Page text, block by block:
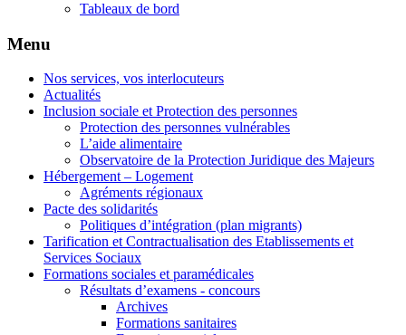
Tableaux de bord
Menu
Nos services, vos interlocuteurs
Actualités
Inclusion sociale et Protection des personnes
Protection des personnes vulnérables
L’aide alimentaire
Observatoire de la Protection Juridique des Majeurs
Hébergement – Logement
Agréments régionaux
Pacte des solidarités
Politiques d’intégration (plan migrants)
Tarification et Contractualisation des Etablissements et
Services Sociaux
Formations sociales et paramédicales
Résultats d’examens - concours
Archives
Formations sanitaires